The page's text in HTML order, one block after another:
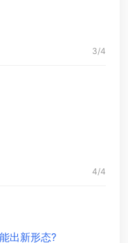
3/4
4/4
出新形态?